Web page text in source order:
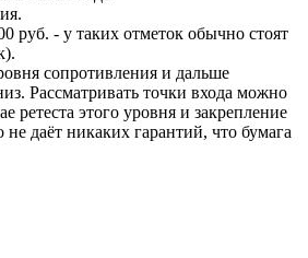
руб. - у таких отметок обычно стоят
сопротивления и дальше
Рассматривать точки входа можно
ретеста этого уровня и закрепление
даёт никаких гарантий, что бумага